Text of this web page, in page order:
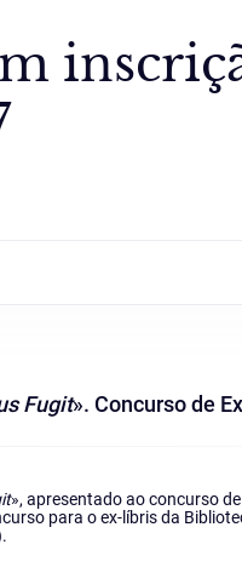
Fugit». Concurso de
», apresentado ao concurso
para o ex-líbris da